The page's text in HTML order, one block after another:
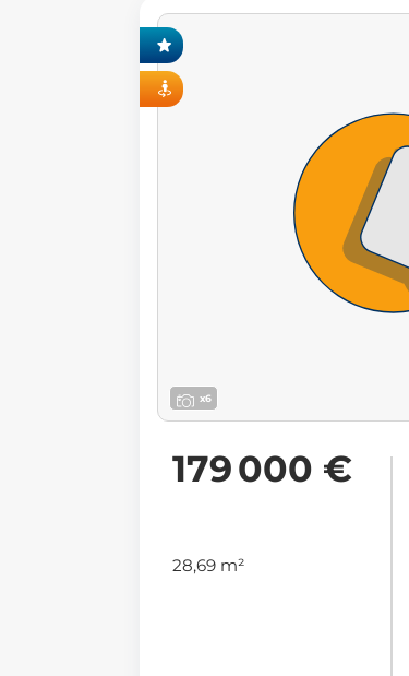
x6
179 000 €
28,69 m²